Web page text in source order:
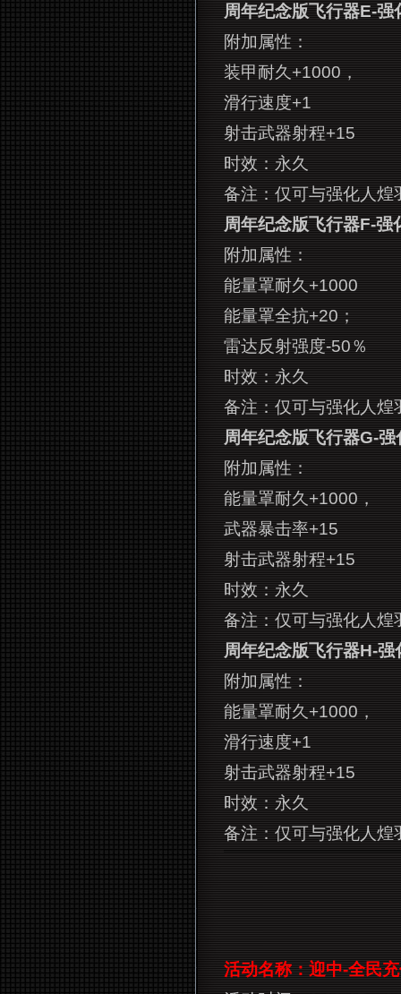
周年纪念版飞行器E-强
附加属性：
装甲耐久+1000，
滑行速度+1
射击武器射程+15
时效：永久
备注：仅可与强化人煌
周年纪念版飞行器F-强
附加属性：
能量罩耐久+1000
能量罩全抗+20；
雷达反射强度-50％
时效：永久
备注：仅可与强化人煌
周年纪念版飞行器G-强
附加属性：
能量罩耐久+1000，
武器暴击率+15
射击武器射程+15
时效：永久
备注：仅可与强化人煌
周年纪念版飞行器H-强
附加属性：
能量罩耐久+1000，
滑行速度+1
射击武器射程+15
时效：永久
备注：仅可与强化人煌
活动名称：迎中-全民